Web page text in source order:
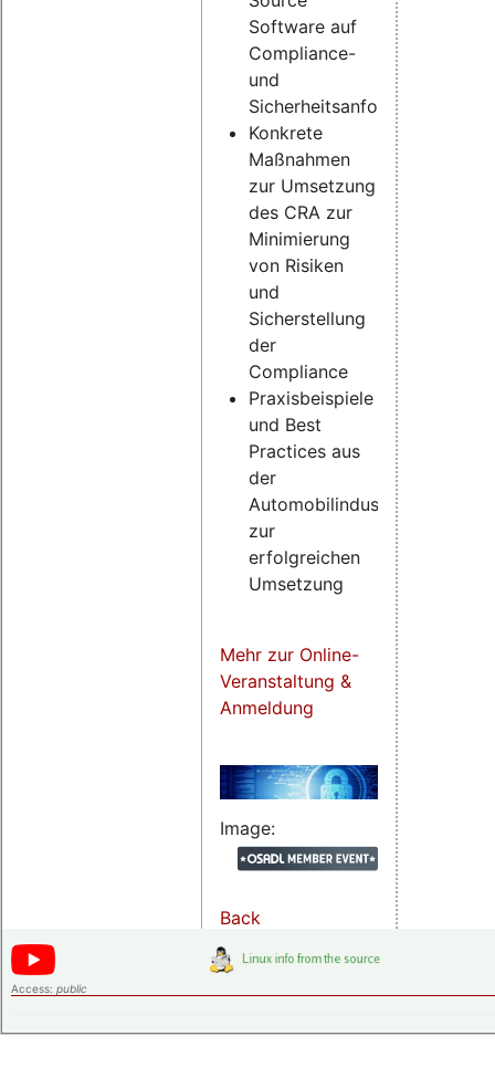
Software auf
Compliance-
und
Sicherheitsanforderungen
Konkrete
Maßnahmen
zur Umsetzung
des CRA zur
Minimierung
von Risiken
und
Sicherstellung
der
Compliance
Praxisbeispiele
und Best
Practices aus
der
Automobilindustrie
zur
erfolgreichen
Umsetzung
Mehr zur Online-
Veranstaltung &
Anmeldung
Image:
Back
Access: public